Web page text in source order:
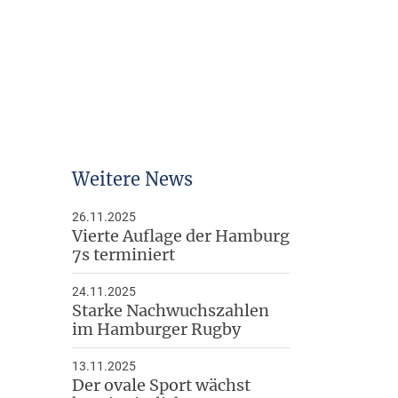
Weitere News
26.11.2025
Vierte Auflage der Hamburg
7s terminiert
24.11.2025
Starke Nachwuchszahlen
im Hamburger Rugby
13.11.2025
Der ovale Sport wächst